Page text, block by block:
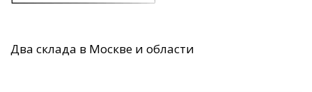
Два склада в Москве и области